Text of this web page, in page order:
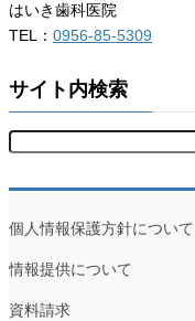
はいき歯科医院
TEL： 0956-85-5309
サイト内検索
個人情報保護方針について
情報提供について
資料請求